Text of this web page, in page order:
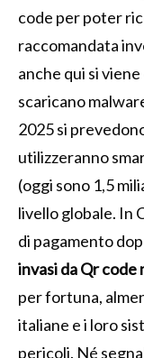
code per poter
raccomandata
anche qui si
scaricano
2025 si
utilizzeranno
(oggi sono 1,5
livello globale. In
di pagamento
invasi da Qr code
per fortuna,
italiane e i loro
pericoli. Né